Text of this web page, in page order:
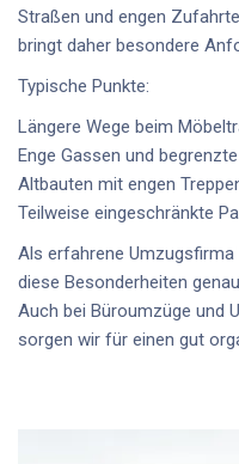
Straßen und engen
bringt daher besondere
Typische Punkte:
Längere Wege beim
Enge Gassen und
Altbauten mit engen
Teilweise eingeschränkte
Als erfahrene
diese Besonderheiten
Auch bei Büroumzüge und
sorgen wir für einen gut